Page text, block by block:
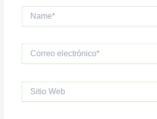
Correo
electrónico*
Web